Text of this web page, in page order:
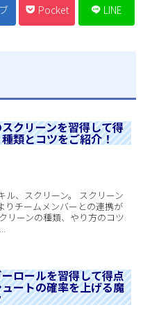
Pocket LINE
クリーンを習得して得
類とコツをご紹介！
、スクリーン。 スクリーン
りチームメンバーとの連携が
リーンの種類、やり方のコツ
ロールを習得して得点
ートの確率を上げる魔